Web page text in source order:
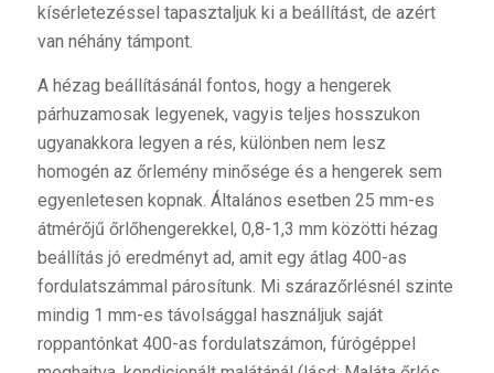
kísérletezéssel tapasztaljuk ki a beállítást, de azért
van néhány támpont.
A hézag beállításánál fontos, hogy a hengerek
párhuzamosak legyenek, vagyis teljes hosszukon
ugyanakkora legyen a rés, különben nem lesz
homogén az őrlemény minősége és a hengerek sem
egyenletesen kopnak. Általános esetben 25 mm-es
átmérőjű őrlőhengerekkel, 0,8-1,3 mm közötti hézag
beállítás jó eredményt ad, amit egy átlag 400-as
fordulatszámmal párosítunk. Mi szárazőrlésnél szinte
mindig 1 mm-es távolsággal használjuk saját
roppantónkat 400-as fordulatszámon, fúrógéppel